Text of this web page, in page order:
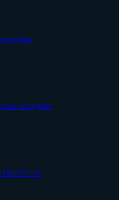
отрубил
просто не